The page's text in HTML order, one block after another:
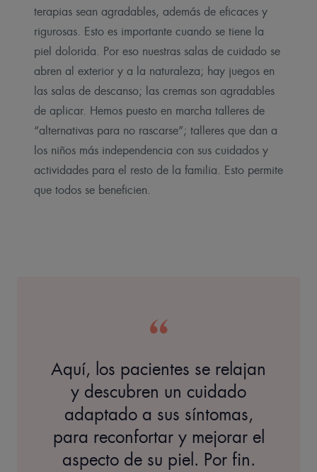
terapias sean agradables, además de eficaces y
rigurosas. Esto es importante cuando se tiene la
piel dolorida. Por eso nuestras salas de cuidado se
abren al exterior y a la naturaleza; hay juegos en
las salas de descanso; las cremas son agradables
de aplicar. Hemos puesto en marcha talleres de
“alternativas para no rascarse”; talleres que dan a
los niños más independencia con sus cuidados y
actividades para el resto de la familia. Esto permite
que todos se beneficien.
Aquí, los pacientes se relajan
y descubren un cuidado
adaptado a sus síntomas,
para reconfortar y mejorar el
aspecto de su piel. Por fin.